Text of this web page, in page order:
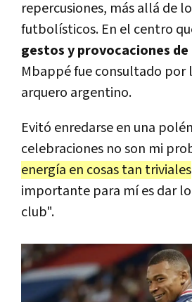
repercusiones, más allá de
futbolísticos. En el centro
gestos y provocaciones
Mbappé fue consultado por
arquero argentino.
Evitó enredarse en una
celebraciones no son mi
energía en cosas tan triviales
importante para mí es dar
club".